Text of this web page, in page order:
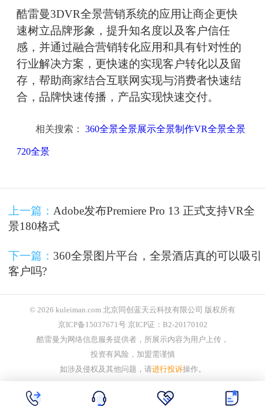
酷雷曼3DVR全景营销系统的应用让商企更快
速树立品牌形象，提升知名度以及客户信任
感，并通过融合营销转化应用和具有针对性的
行业解决方案，更快速的实现客户转化以及留
存，帮助商家结合互联网实现与消费者快速结
合，品牌快速传播，产品实现快速交付。
相关搜索： 360全景全景展示全景制作VR全景全景
720全景
上一篇： Adobe发布Premiere Pro 13 正式支持VR全
景180格式
下一篇： 360全景图片平台，全景酒店真的可以吸引
客户吗?
© 2026 kuleiman.com 北京同创蓝天云科技有限公司 版权所有
京ICP备15037671号 京ICP证：B2-20170102
酷雷曼为网络信息服务提供者，所展示内容为用户上传，
投资有风险，加盟需谨慎
如涉及侵权及其他问题，请进行投诉操作。